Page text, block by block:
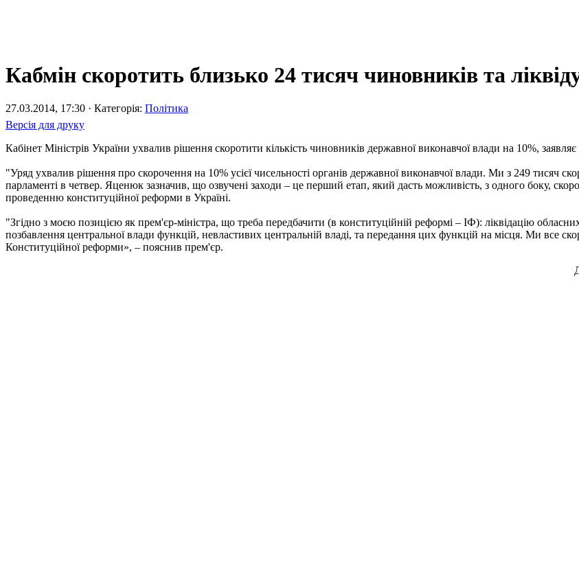
Кабмін скоротить близько 24 тисяч чиновників та
27.03.2014, 17:30 · Категорія: Політика
Версія для друку
Кабінет Міністрів України ухвалив рішення скоротити кількість чиновників державної виконавчої влади на 10%,
"Уряд ухвалив рішення про скорочення на 10% усієї чисельності органів державної виконавчої влади. Ми з 249 тисяч
парламенті в четвер. Яценюк зазначив, що озвучені заходи – це перший етап, який дасть можливість, з одного боку,
проведенню конституційної реформи в Україні.
"Згідно з моєю позицією як прем'єр-міністра, що треба передбачити (в конституційній реформі – ІФ): ліквідацію
позбавлення центральної влади функцій, невластивих центральній владі, та передання цих функцій на місця. Ми все
Конституційної реформи», – пояснив прем'єр.